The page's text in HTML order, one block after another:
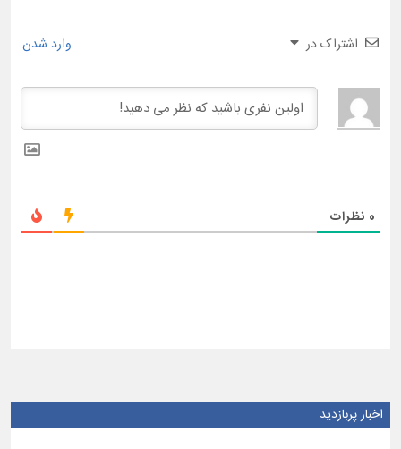
اشتراک در وارد شدن
0 نظرات
اخبار پربازدید